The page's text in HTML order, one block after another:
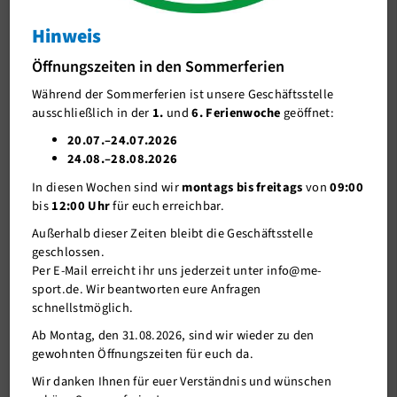
Information
Geschäftsführer/in auch in Teilzeit gesucht
30.09.2020
J-Team
Stellenangebote
Förderverein me-sport e.V.
Mitgliederservice
Verantwortung
Hinweis
Öffnungszeiten in den Sommerferien
Während der Sommerferien ist unsere Geschäftsstelle
ausschließlich in der 1. und6. Ferienwochegeöffnet:
20.07.–24.07.2026
24.08.–28.08.2026
In diesen Wochen sind wirmontags bis freitagsvon09:00
bis12:00 Uhrfür euch erreichbar.
Außerhalb dieser Zeiten bleibt die Geschäftsstelle
geschlossen.
Per E-Mail erreicht ihr uns jederzeit unter info@me-
sport.de. Wir beantworten eure Anfragen
schnellstmöglich.
Ab Montag, den 31.08.2026, sind wir wieder zu den
gewohnten Öffnungszeiten für euch da.
Wir danken Ihnen für euer Verständnis und wünschen